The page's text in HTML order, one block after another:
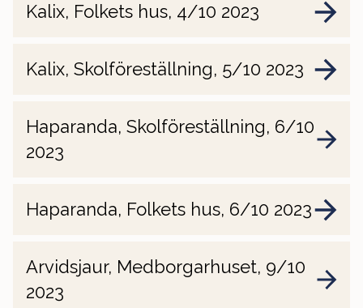
Kalix, Folkets hus, 4/10 2023
Kalix, Skolföreställning, 5/10 2023
Haparanda, Skolföreställning, 6/10
2023
Haparanda, Folkets hus, 6/10 2023
Arvidsjaur, Medborgarhuset, 9/10
2023